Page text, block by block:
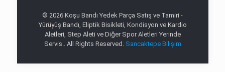
© 2026 Koşu Bandı Yedek Parça Satış ve Tamiri -
Yürüyüş Bandı, Eliptik Bisikleti, Kondisyon ve Kardio
Aletleri, Step Aleti ve Diğer Spor Aletleri Yerinde
Servis.. All Rights Reserved. Sancaktepe Bilişim